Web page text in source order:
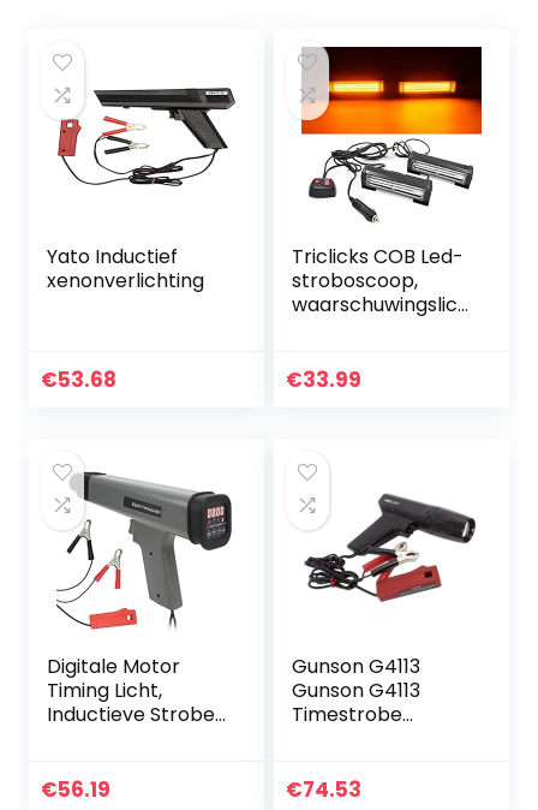
Yato Inductief
xenonverlichting
€53.68
Triclicks COB Led-
stroboscoop,
waarschuwingslich
knipperlicht,
€33.99
Digitale Motor
Timing Licht,
Inductieve Strobe
Licht Motor Timing
€56.19
Gunson G4113
Gunson G4113
Timestrobe
klemmen
€74.53